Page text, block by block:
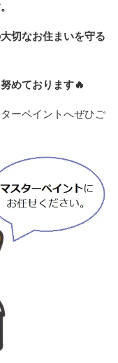
切なお住まいを守る
めております🔥
ーペイントへぜひご